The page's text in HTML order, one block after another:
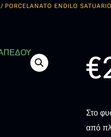
/ PORCELANATO ENDILO
€
Στο
από